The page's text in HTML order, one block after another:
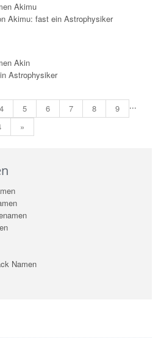
Akimu
Akimu: fast ein Astrophysiker
Akin
Astrophysiker
4 5 6 7 8
9
...
»
Namen